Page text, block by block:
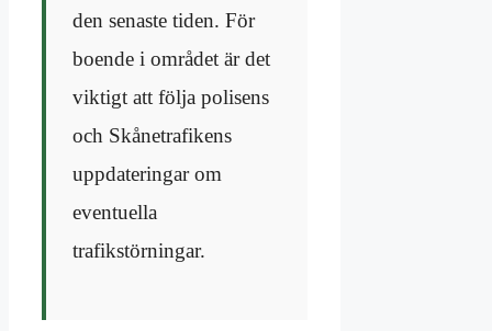
den senaste tiden. För
boende i området är det
viktigt att följa polisens
och Skånetrafikens
uppdateringar om
eventuella
trafikstörningar.